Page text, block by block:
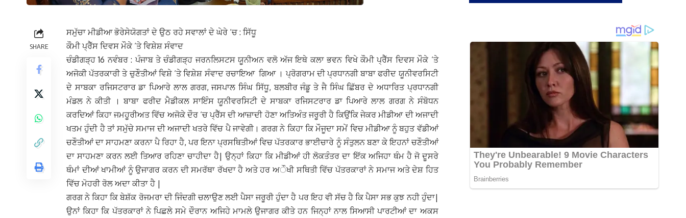
SHARE
ਸਮੁੱਚਾ ਮੀਡੀਆ ਭੋਰੇਸੇਯੋਗਤਾਂ ਦੇ ਉਠ ਰਹੇ ਸਵਾਲਾਂ ਦੇ ਘੇਰੇ ‘ਚ : ਸਿੱਧੂ
ਕੌਮੀ ਪ੍ਰੈੱਸ ਦਿਵਸ ਮੌਕੇ ‘ਤੇ ਵਿਸ਼ੇਸ਼ ਸੰਵਾਦ
ਚੰਡੀਗੜ੍ਹ 16 ਨਵੰਬਰ : ਪੰਜਾਬ ਤੇ ਚੰਡੀਗੜ੍ਹ ਜਰਨਲਿਸਟਸ ਯੂਨੀਅਨ ਵਲੋ ਅੱਜ ਇਥੇ ਕਲਾ ਭਵਨ ਵਿਖੇ ਕੌਮੀ ਪ੍ਰੈੱਸ ਦਿਵਸ ਮੌਕੇ ‘ਤੇ
ਅਜੋਕੀ ਪੱਤਰਕਾਰੀ ਤੇ ਚੁਣੌਤੀਆਂ ਵਿਸ਼ੇ ‘ਤੇ ਵਿਸ਼ੇਸ਼ ਸੰਵਾਦ ਰਚਾਇਆਗਿਆ । ਪ੍ਰੋਗਰਾਮ ਦੀ ਪ੍ਰਧਾਨਗੀ ਬਾਬਾ ਫਰੀਦ ਯੂਨੀਵਰਸਿਟੀ
ਦੇ ਸਾਬਕਾ ਰਜਿਸਟਰਾਰ ਡਾ ਪਿਆਰੇ ਲਾਲ ਗਰਗ, ਜਸਪਾਲ ਸਿੰਘ ਸਿੱਧੂ, ਬਲਬੀਰ ਜੰਡੂ ਤੇ ਜੈ ਸਿੰਘ ਛਿੱਬਰ ਦੇ ਅਧਾਰਿਤ ਪ੍ਰਧਾਨਗੀ
ਮੰਡਲ ਨੇ ਕੀਤੀ । ਬਾਬਾ ਫਰੀਦ ਮੈਡੀਕਲ ਸਾਇੰਸ ਯੂਨੀਵਰਸਿਟੀ ਦੇ ਸਾਬਕਾ ਰਜਿਸਟਰਾਰ ਡਾ ਪਿਆਰੇ ਲਾਲ ਗਰਗ ਨੇ ਸੰਬੋਧਨ
ਕਰਦਿਆਂ ਕਿਹਾ ਜਮਹੂਰੀਅਤ ਵਿੱਚ ਅਜੋਕੇ ਦੌਰ ‘ਚ ਪ੍ਰੈੱਸ ਦੀ ਆਜ਼ਾਦੀ ਹੋਣਾ ਅਤਿਅੰਤ ਜਰੂਰੀ ਹੈ ਕਿਉਂਕਿ ਜੇਕਰ ਮੀਡੀਆ ਦੀ ਅਜਾਦੀ
ਖਤਮ ਹੁੰਦੀ ਹੈ ਤਾਂ ਸਮੁੱਚੇ ਸਮਾਜ ਦੀ ਅਜਾਦੀ ਖਤਰੇ ਵਿੱਚ ਪੈ ਜਾਵੇਗੀ। ਗਰਗ ਨੇ ਕਿਹਾ ਕਿ ਮੌਜੂਦਾ ਸਮੇਂ ਵਿਚ ਮੀਡੀਆ ਨੂੰ ਬਹੁਤ ਵੱਡੀਆਂ
ਚਣੌਤੀਆਂ ਦਾ ਸਾਹਮਣਾ ਕਰਨਾ ਪੈ ਰਿਹਾ ਹੈ, ਪਰ ਇਨਾ ਪ੍ਰਸਥਿਤੀਆਂ ਵਿਚ ਪੱਤਰਕਾਰ ਭਾਈਚਾਰੇ ਨੂੰ ਸੰਤੁਲਨ ਬਣਾ ਕੇ ਇਹਨਾਂ ਚਣੌਤੀਆਂ
ਦਾ ਸਾਹਮਣਾ ਕਰਨ ਲਈ ਤਿਆਰ ਰਹਿਣਾ ਚਾਹੀਦਾ ਹੈ| ਉਨ੍ਹਾਂ ਕਿਹਾ ਕਿ ਮੀਡੀਆਂ ਹੀ ਲੋਕਤੰਤਰ ਦਾ ਇੱਕ ਅਜਿਹਾ ਥੰਮ ਹੈ ਜੋ ਦੂਸਰੇ
ਥੰਮਾਂ ਦੀਆਂ ਖਾਮੀਆਂ ਨੂੰ ਉਜਾਗਰ ਕਰਨ ਦੀ ਸਮਰੱਥਾ ਰੱਖਦਾ ਹੈ ਅਤੇ ਹਰ ਅੌਖੀ ਸਥਿਤੀ ਵਿੱਚ ਪੱਤਰਕਾਰਾਂ ਨੇ ਸਮਾਜ ਅਤੇ ਦੇਸ਼ ਹਿਤ
ਵਿੱਚ ਮੋਹਰੀ ਰੋਲ ਅਦਾ ਕੀਤਾ ਹੈ |
ਗਰਗ ਨੇ ਕਿਹਾ ਕਿ ਬੇਸ਼ੱਕ ਰੋਜਮਰਾ ਦੀ ਜਿੰਦਗੀ ਚਲਾਉਣ ਲਈ ਪੈਸਾ ਜਰੂਰੀ ਹੁੰਦਾ ਹੈ ਪਰ ਇਹ ਵੀ ਸੱਚ ਹੈ ਕਿ ਪੈਸਾ ਸਭ ਕੁਝ ਨਹੀ ਹੁੰਦਾ|
ਉਨਾਂ ਕਿਹਾ ਕਿ ਪੱਤਰਕਾਰਾਂ ਨੇ ਪਿਛਲੇ ਸਮੇ ਦੌਰਾਨ ਅਜਿਹੇ ਮਾਮਲੇ ਉਜਾਗਰ ਕੀਤੇ ਹਨ ਜਿਨ੍ਹਾਂ ਨਾਲ ਸਿਆਸੀ ਪਾਰਟੀਆਂ ਦਾ ਅਕਸ